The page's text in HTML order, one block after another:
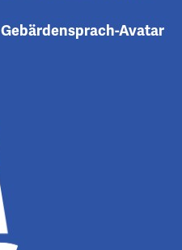
Gebärdensprach-Avatar